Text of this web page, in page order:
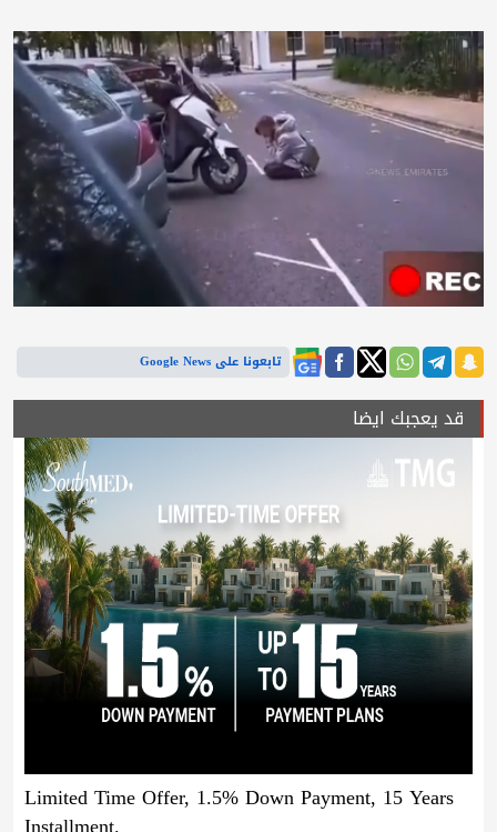
تابعونا على Google News
قد يعجبك ايضا
Limited Time Offer, 1.5% Down Payment, 15 Years